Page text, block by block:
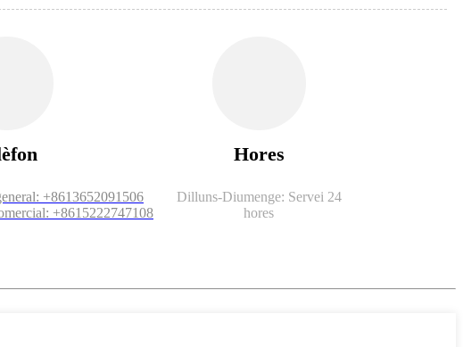
+8613652091506
+8615222747108
Hores
Dilluns-Diumenge: Servei 24
hores